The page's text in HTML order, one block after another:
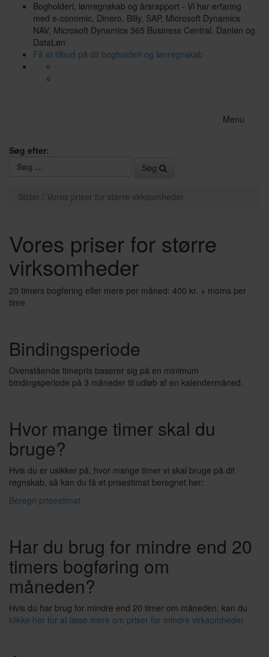
Bogholderi, lønregnskab og årsrapport - Vi har erfaring
med e-conomic, Dinero, Billy, SAP, Microsoft Dynamics
NAV, Microsoft Dynamics 365 Business Central, Danløn og
DataLøn
Få et tilbud på dit bogholderi og lønregnskab
Menu
Søg efter:
Søg
Slider / Vores priser for større virksomheder
Vores priser for større
virksomheder
20 timers bogføring eller mere per måned: 400 kr. + moms per
time
Bindingsperiode
Ovenstående timepris baserer sig på en minimum
bindingsperiode på 3 måneder til udløb af en kalendermåned.
Hvor mange timer skal du
bruge?
Hvis du er usikker på, hvor mange timer vi skal bruge på dit
regnskab, så kan du få et prisestimat beregnet her:
Beregn prisestimat
Har du brug for mindre end 20
timers bogføring om
måneden?
Hvis du har brug for mindre end 20 timer om måneden, kan du
klikke her for at læse mere om priser for mindre virksomheder.